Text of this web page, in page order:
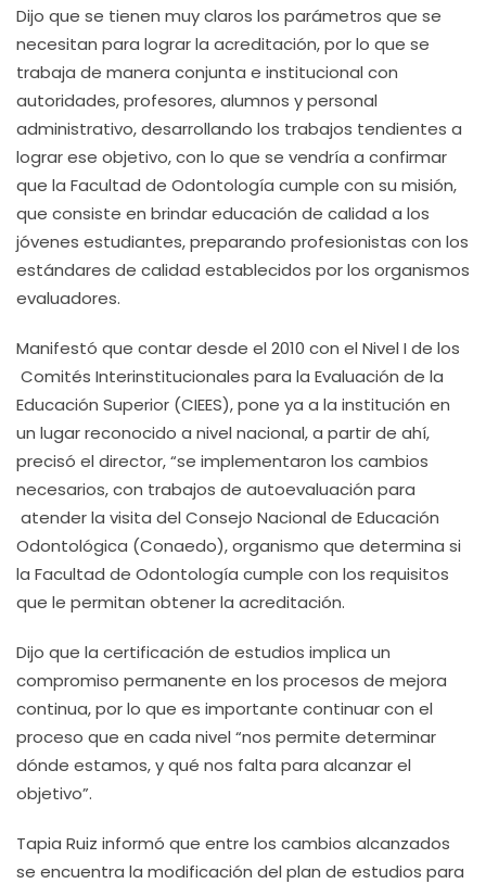
Dijo que se tienen muy claros los parámetros que se
necesitan para lograr la acreditación, por lo que se
trabaja de manera conjunta e institucional con
autoridades, profesores, alumnos y personal
administrativo, desarrollando los trabajos tendientes a
lograr ese objetivo, con lo que se vendría a confirmar
que la Facultad de Odontología cumple con su misión,
que consiste en brindar educación de calidad a los
jóvenes estudiantes, preparando profesionistas con los
estándares de calidad establecidos por los organismos
evaluadores.
Manifestó que contar desde el 2010 con el Nivel I de los
Comités Interinstitucionales para la Evaluación de la
Educación Superior (CIEES), pone ya a la institución en
un lugar reconocido a nivel nacional, a partir de ahí,
precisó el director, “se implementaron los cambios
necesarios, con trabajos de autoevaluación para
atender la visita del Consejo Nacional de Educación
Odontológica (Conaedo), organismo que determina si
la Facultad de Odontología cumple con los requisitos
que le permitan obtener la acreditación.
Dijo que la certificación de estudios implica un
compromiso permanente en los procesos de mejora
continua, por lo que es importante continuar con el
proceso que en cada nivel “nos permite determinar
dónde estamos, y qué nos falta para alcanzar el
objetivo”.
Tapia Ruiz informó que entre los cambios alcanzados
se encuentra la modificación del plan de estudios para